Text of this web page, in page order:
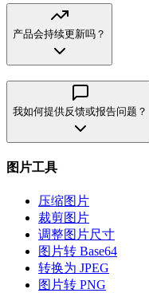
产品会持续更新吗？
我如何提供反馈或报告问题？
图片工具
压缩图片
裁剪图片
调整图片尺寸
图片转 Base64
转换为 JPEG
图片转 PNG